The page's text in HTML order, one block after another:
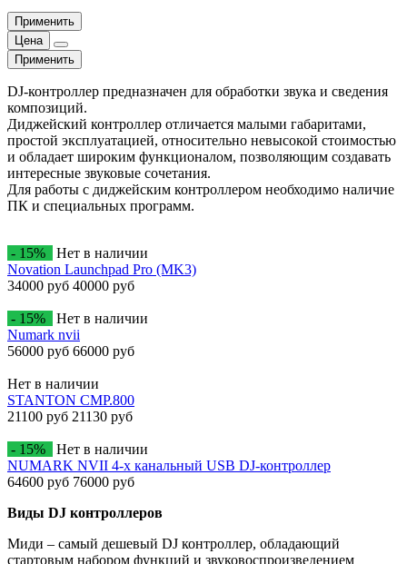
Применить
Цена
Применить
DJ-контроллер предназначен для обработки звука и сведения
композиций.
Диджейский контроллер отличается малыми габаритами,
простой эксплуатацией, относительно невысокой стоимостью
и обладает широким функционалом, позволяющим создавать
интересные звуковые сочетания.
Для работы с диджейским контроллером необходимо наличие
ПК и специальных программ.
- 15%
Нет в наличии
Novation Launchpad Pro (MK3)
34000 руб 40000 руб
- 15%
Нет в наличии
Numark nvii
56000 руб 66000 руб
Нет в наличии
STANTON CMP.800
21100 руб 21130 руб
- 15%
Нет в наличии
NUMARK NVII 4-х канальный USB DJ-контроллер
64600 руб 76000 руб
Виды DJ контроллеров
Миди – самый дешевый DJ контроллер, обладающий
стартовым набором функций и звуковоспроизведением